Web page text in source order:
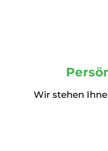
Wir stehen